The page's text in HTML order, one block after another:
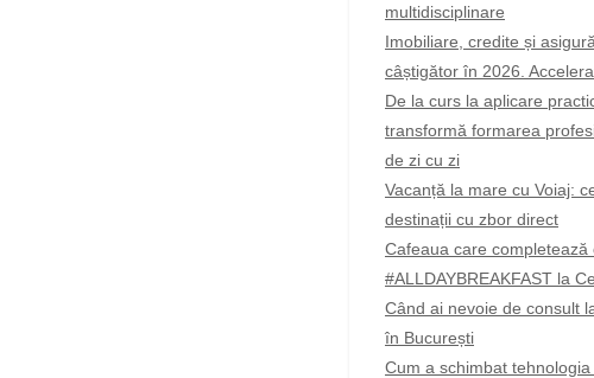
multidisciplinare
Imobiliare, credite și
câștigător în 2026.
De la curs la aplicare
transformă formarea
de zi cu zi
Vacanță la mare cu Voiaj:
destinații cu zbor direct
Cafeaua care completează
#ALLDAYBREAKFAST la
Când ai nevoie de consult
în București
Cum a schimbat